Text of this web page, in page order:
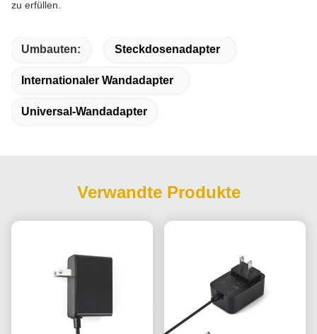
zu erfüllen.
Umbauten: Steckdosenadapter
Internationaler Wandadapter
Universal-Wandadapter
Verwandte Produkte